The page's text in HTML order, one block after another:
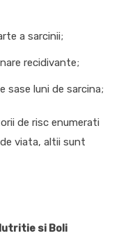
a sarcinii;
recidivante;
sase luni de sarcina;
de risc enumerati
viata, altii sunt
si Boli